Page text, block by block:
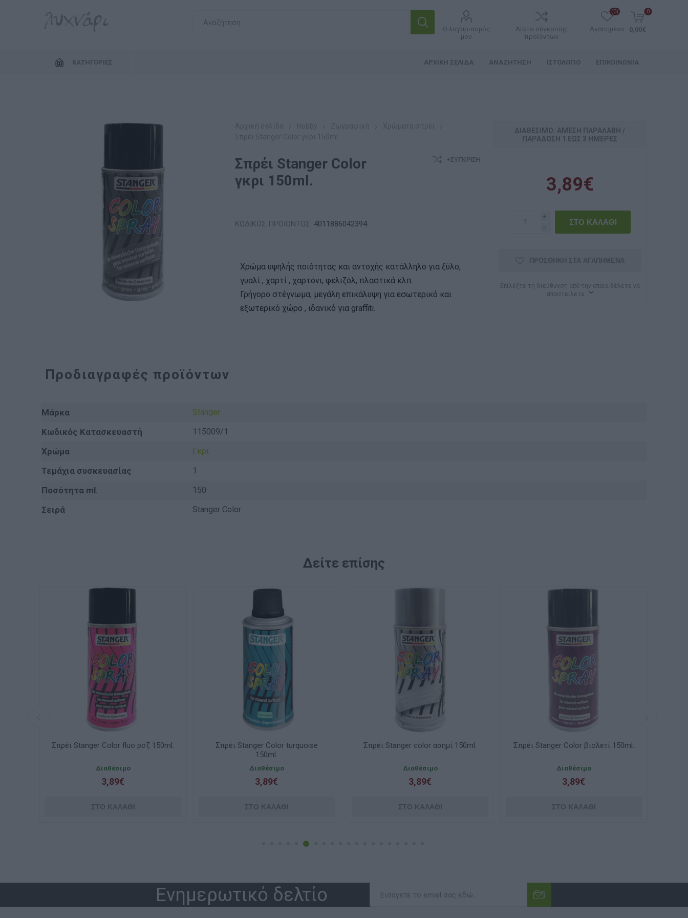
Ο λογαριασμός
μου
Λίστα σύγκρισης
προϊόντων
Αγαπημένα
(0) 0
0,00€
ΚΑΤΗΓΟΡΊΕΣ ΑΡΧΙΚΉ ΣΕΛΊΔΑ ΑΝΑΖΉΤΗΣΗ ΙΣΤΟΛΌΓΙΟ ΕΠΙΚΟΙΝΩΝΊΑ
Σπρέι Stanger Color
γκρι 150ml.
+ΣΎΓΚΡΙΣΗ
ΚΩΔΙΚΟΣ ΠΡΟΪΟΝΤΟΣ: 4011886042394
Χρώμα υψηλής ποιότητας και αντοχής κατάλληλο για ξύλο,
γυαλί , χαρτί , χαρτόνι, φελιζόλ, πλαστικά κλπ.
Γρήγορο στέγνωμα, μεγάλη επικάλυψη για εσωτερικό και
εξωτερικό χώρο , ιδανικό για graffiti.
ΔΙΑΘΈΣΙΜΟ: ΆΜΕΣΗ ΠΑΡΑΛΑΒΉ /
ΠΑΡΆΔOΣΗ 1 ΈΩΣ 3 ΗΜΈΡΕΣ
3,89€
i
h
ΠΡΟΣΘΉΚΗ ΣΤΑ ΑΓΑΠΗΜΈΝΑ
Επιλέξτε τη διεύθυνση από την οποία θέλετε να
αποστείλετε
Προδιαγραφές προϊόντων
Μάρκα Stanger
Κωδικός Κατασκευαστή 115009/1
Χρώμα Γκρι
Τεμάχια συσκευασίας 1
Ποσότητα ml. 150
Σειρά Stanger Color
Δείτε επίσης
Σπρέι Stanger Color fluo ροζ 150ml.
Διαθέσιμο
3,89€
Σπρέι Stanger Color turquoise
150ml.
Διαθέσιμο
3,89€
Σπρέι Stanger color ασημί 150ml.
Διαθέσιμο
3,89€
Σπρέι Stanger Color βιολετί 150ml.
Διαθέσιμο
3,89€
Ενημερωτικό δελτίο